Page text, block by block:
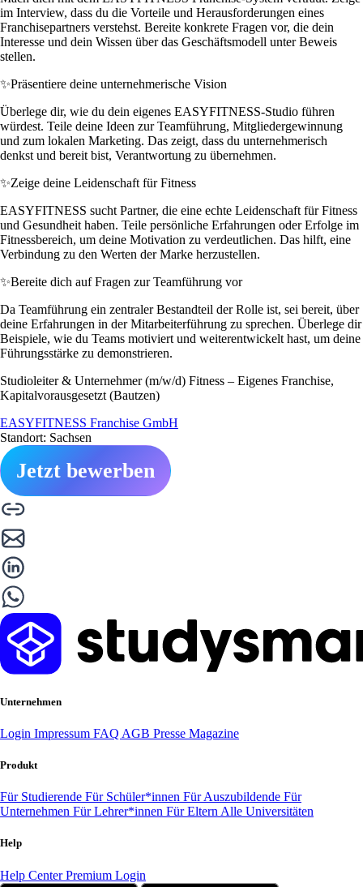
im Interview, dass du die Vorteile und Herausforderungen eines
Franchisepartners verstehst. Bereite konkrete Fragen vor, die dein
Interesse und dein Wissen über das Geschäftsmodell unter Beweis
stellen.
✨Präsentiere deine unternehmerische Vision
Überlege dir, wie du dein eigenes EASYFITNESS-Studio führen
würdest. Teile deine Ideen zur Teamführung, Mitgliedergewinnung
und zum lokalen Marketing. Das zeigt, dass du unternehmerisch
denkst und bereit bist, Verantwortung zu übernehmen.
✨Zeige deine Leidenschaft für Fitness
EASYFITNESS sucht Partner, die eine echte Leidenschaft für Fitness
und Gesundheit haben. Teile persönliche Erfahrungen oder Erfolge im
Fitnessbereich, um deine Motivation zu verdeutlichen. Das hilft, eine
Verbindung zu den Werten der Marke herzustellen.
✨Bereite dich auf Fragen zur Teamführung vor
Da Teamführung ein zentraler Bestandteil der Rolle ist, sei bereit, über
deine Erfahrungen in der Mitarbeiterführung zu sprechen. Überlege dir
Beispiele, wie du Teams motiviert und weiterentwickelt hast, um deine
Führungsstärke zu demonstrieren.
Studioleiter & Unternehmer (m/w/d) Fitness – Eigenes Franchise,
Kapitalvorausgesetzt (Bautzen)
EASYFITNESS Franchise GmbH
Standort: Sachsen
Jetzt bewerben
Unternehmen
Login Impressum FAQ AGB Presse Magazine
Produkt
Für Studierende Für Schüler*innen Für Auszubildende Für
Unternehmen Für Lehrer*innen Für Eltern Alle Universitäten
Help
Help CenterPremium Login